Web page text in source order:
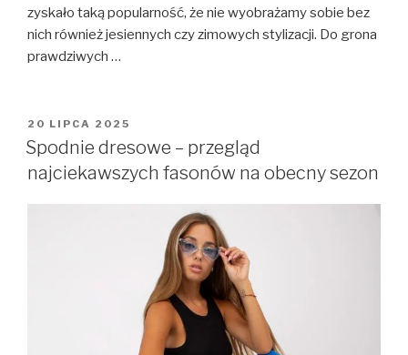
zyskało taką popularność, że nie wyobrażamy sobie bez
nich również jesiennych czy zimowych stylizacji. Do grona
prawdziwych …
OPUBLIKOWANE
W
20 LIPCA 2025
Spodnie dresowe – przegląd
najciekawszych fasonów na obecny sezon